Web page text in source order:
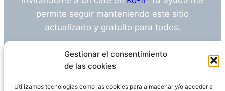
Gestionar el consentimiento
de las cookies
Utilizamos tecnologías como las cookies para almacenar y/o acceder a
permite seguir manteniendo este sitio
actualizado y gratuito para todos.
¿Tienes alguna duda o sugerencia? Escríbeme
info@empleosanitarioinvestigacion.es